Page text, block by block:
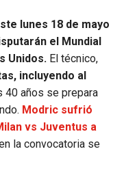
lunes 18 de mayo
el Mundial
Unidos. El técnico,
incluyendo al
40 años se prepara
Modric sufrió
vs Juventus a
la convocatoria se